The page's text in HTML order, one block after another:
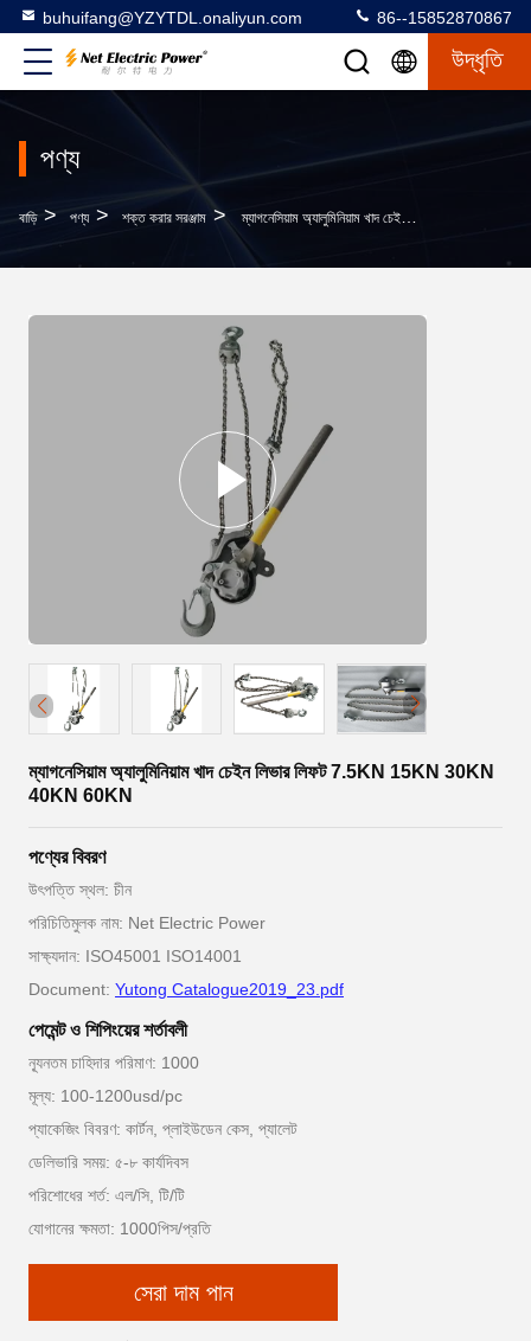
buhuifang@YZYTDL.onaliyun.com 86--15852870867
উদ্ধৃতি
পণ্য
বাড়ি > পণ্য > শক্ত করার সরঞ্জাম > ম্যাগনেসিয়াম অ্যালুমিনিয়াম খাদ চেইন লিভার লিফট 7.5KN 15KN 30KN 40KN 60KN
ম্যাগনেসিয়াম অ্যালুমিনিয়াম খাদ চেইন লিভার লিফট 7.5KN 15KN 30KN
40KN 60KN
পণ্যের বিবরণ
উৎপত্তি স্থল: চীন
পরিচিতিমুলক নাম: Net Electric Power
সাক্ষ্যদান: ISO45001 ISO14001
Document: Yutong Catalogue2019_23.pdf
পেমেন্ট ও শিপিংয়ের শর্তাবলী
ন্যূনতম চাহিদার পরিমাণ: 1000
মূল্য: 100-1200usd/pc
প্যাকেজিং বিবরণ: কার্টন, প্লাইউডেন কেস, প্যালেট
ডেলিভারি সময়: ৫-৮ কার্যদিবস
পরিশোধের শর্ত: এল/সি, টি/টি
যোগানের ক্ষমতা: 1000পিস/প্রতি
সেরা দাম পান